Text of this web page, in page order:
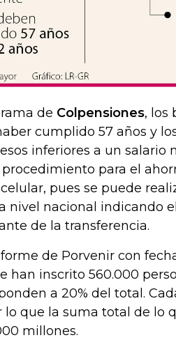
de Colpensiones, los
cumplido 57 años y
inferiores a un salario
para el
pues se puede
nivel nacional indicando
de la transferencia.
de Porvenir con
han inscrito 560.000
a 20% del total.
lo que la suma total de lo
millones.